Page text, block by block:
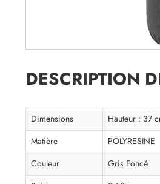
DESCRIPTION
Dimensions
Hauteur : 37
Matière
POLYRESINE
Couleur
Gris Foncé